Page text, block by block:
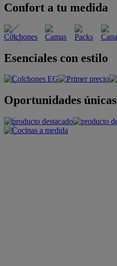
Confort a tu medida
Esenciales con estilo
Oportunidades únicas